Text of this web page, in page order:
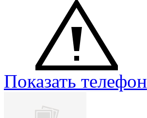
Показать телефон